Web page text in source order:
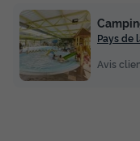
Pays de
Avis